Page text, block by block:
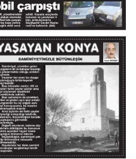
Tekirdağ
Tokat
Trabzon
Şanlıurfa
Uşak
Van